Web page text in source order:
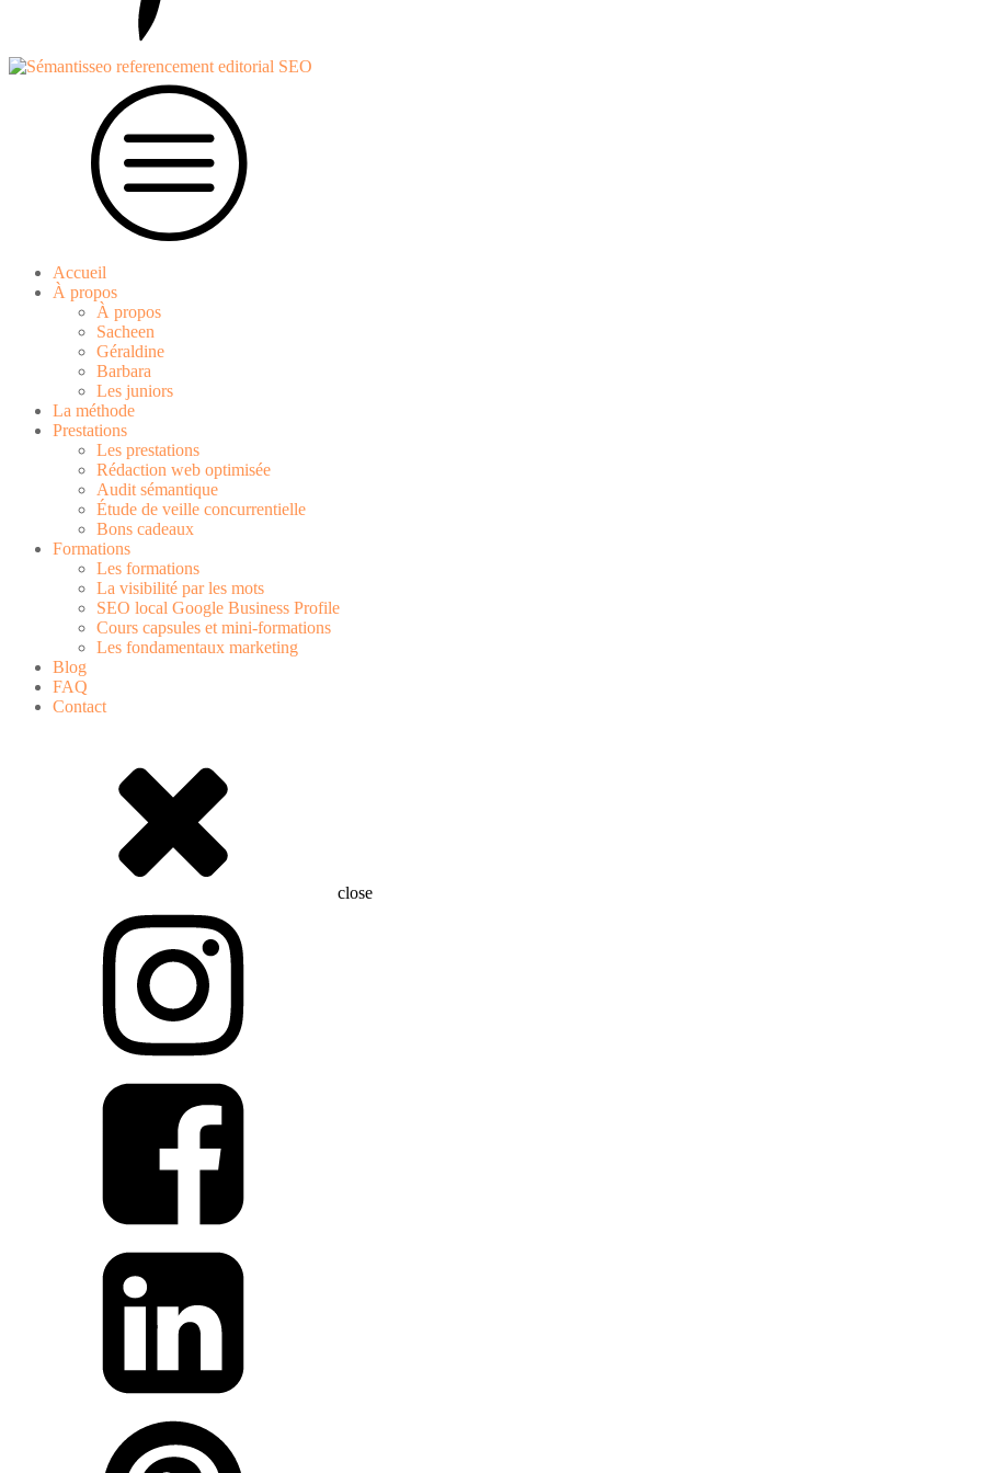
Accueil
À propos
À propos
Sacheen
Géraldine
Barbara
Les juniors
La méthode
Prestations
Les prestations
Rédaction web optimisée
Audit sémantique
Étude de veille concurrentielle
Bons cadeaux
Formations
Les formations
La visibilité par les mots
SEO local Google Business Profile
Cours capsules et mini-formations
Les fondamentaux marketing
Blog
FAQ
Contact
close